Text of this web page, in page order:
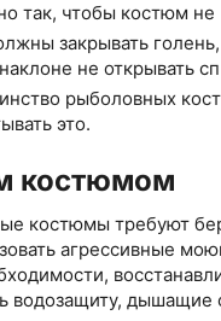
так, чтобы костюм
закрывать
не открывать
рыболовных
это.
костюмом
костюмы требуют
агрессивные
водозащиту, дышащие